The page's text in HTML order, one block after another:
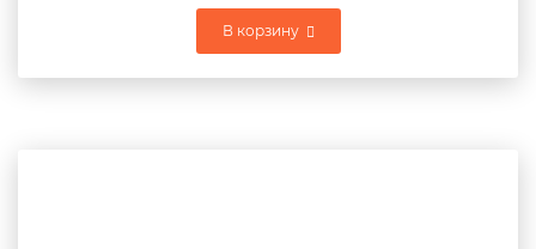
В корзину